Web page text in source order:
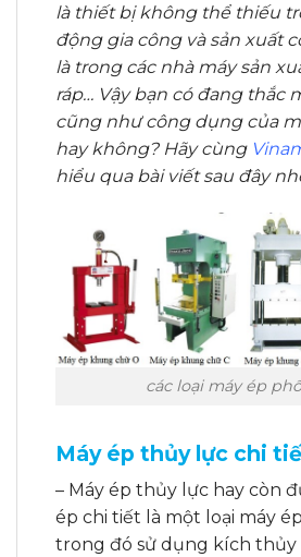
là thiết bị không thể thiếu
động gia công và sản xuất
là trong các nhà máy sản
ráp… Vậy bạn có đang thắc
cũng như công dụng của
hay không? Hãy cùng
hiểu qua bài viết sau đây
các loại máy ép
Máy ép thủy lực chi
– Máy ép thủy lực hay còn
ép chi tiết là một loại máy
trong đó sử dụng kích thủy